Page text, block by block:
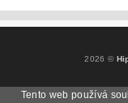
2026 ©
Tento web používá